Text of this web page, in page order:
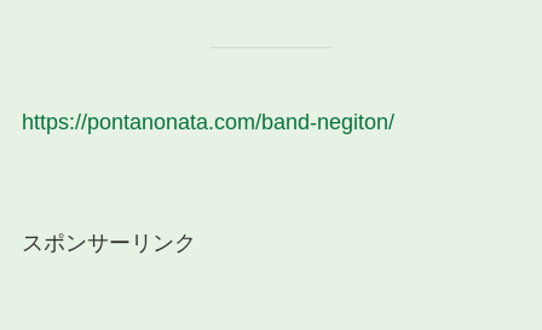
https://pontanonata.com/band-negiton/
スポンサーリンク